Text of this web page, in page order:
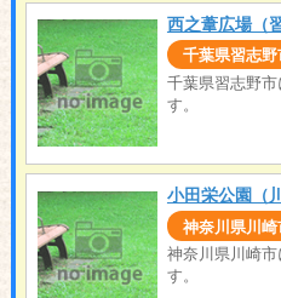
西之葦広場（
千葉県習志野
千葉県習志野
す。
小田栄公園（
神奈川県川崎
神奈川県川崎
す。